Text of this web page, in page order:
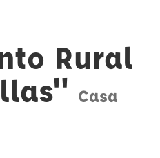
Rural
Casa